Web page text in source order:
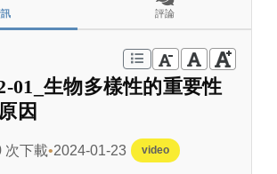
評論
01_生物多樣性的重要性
因
次下載 2024-01-23
video